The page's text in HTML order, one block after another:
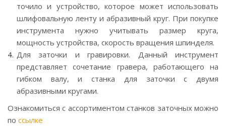
точило и устройство, которое может использовать
шлифовальную ленту и абразивный круг. При покупке
инструмента нужно учитывать размер круга,
мощность устройства, скорость вращения шпинделя.
Для заточки и гравировки. Данный инструмент
представляет сочетание гравера, работающего на
гибком валу, и станка для заточки с двумя
абразивными кругами.
Ознакомиться с ассортиментом станков заточных можно
по ссылке